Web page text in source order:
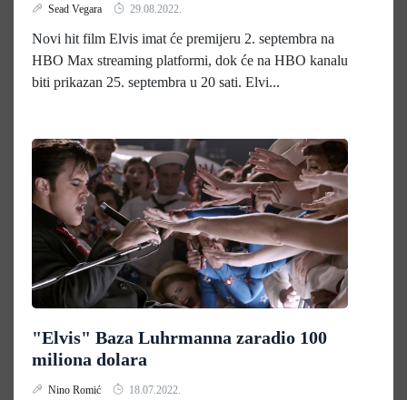
Sead Vegara 29.08.2022.
Novi hit film Elvis imat će premijeru 2. septembra na
HBO Max streaming platformi, dok će na HBO kanalu
biti prikazan 25. septembra u 20 sati. Elvi...
"Elvis" Baza Luhrmanna zaradio 100
miliona dolara
Nino Romić 18.07.2022.